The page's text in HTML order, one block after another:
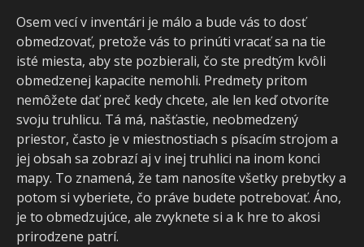
Osem vecí v inventári je málo a bude vás to dosť
obmedzovať, pretože vás to prinúti vracať sa na tie
isté miesta, aby ste pozbierali, čo ste predtým kvôli
obmedzenej kapacite nemohli. Predmety pritom
nemôžete dať preč kedy chcete, ale len keď otvoríte
svoju truhlicu. Tá má, našťastie, neobmedzený
priestor, často je v miestnostiach s písacím strojom a
jej obsah sa zobrazí aj v inej truhlici na inom konci
mapy. To znamená, že tam nanosíte všetky prebytky a
potom si vyberiete, čo práve budete potrebovať. Áno,
je to obmedzujúce, ale zvyknete si a k hre to akosi
prirodzene patrí.